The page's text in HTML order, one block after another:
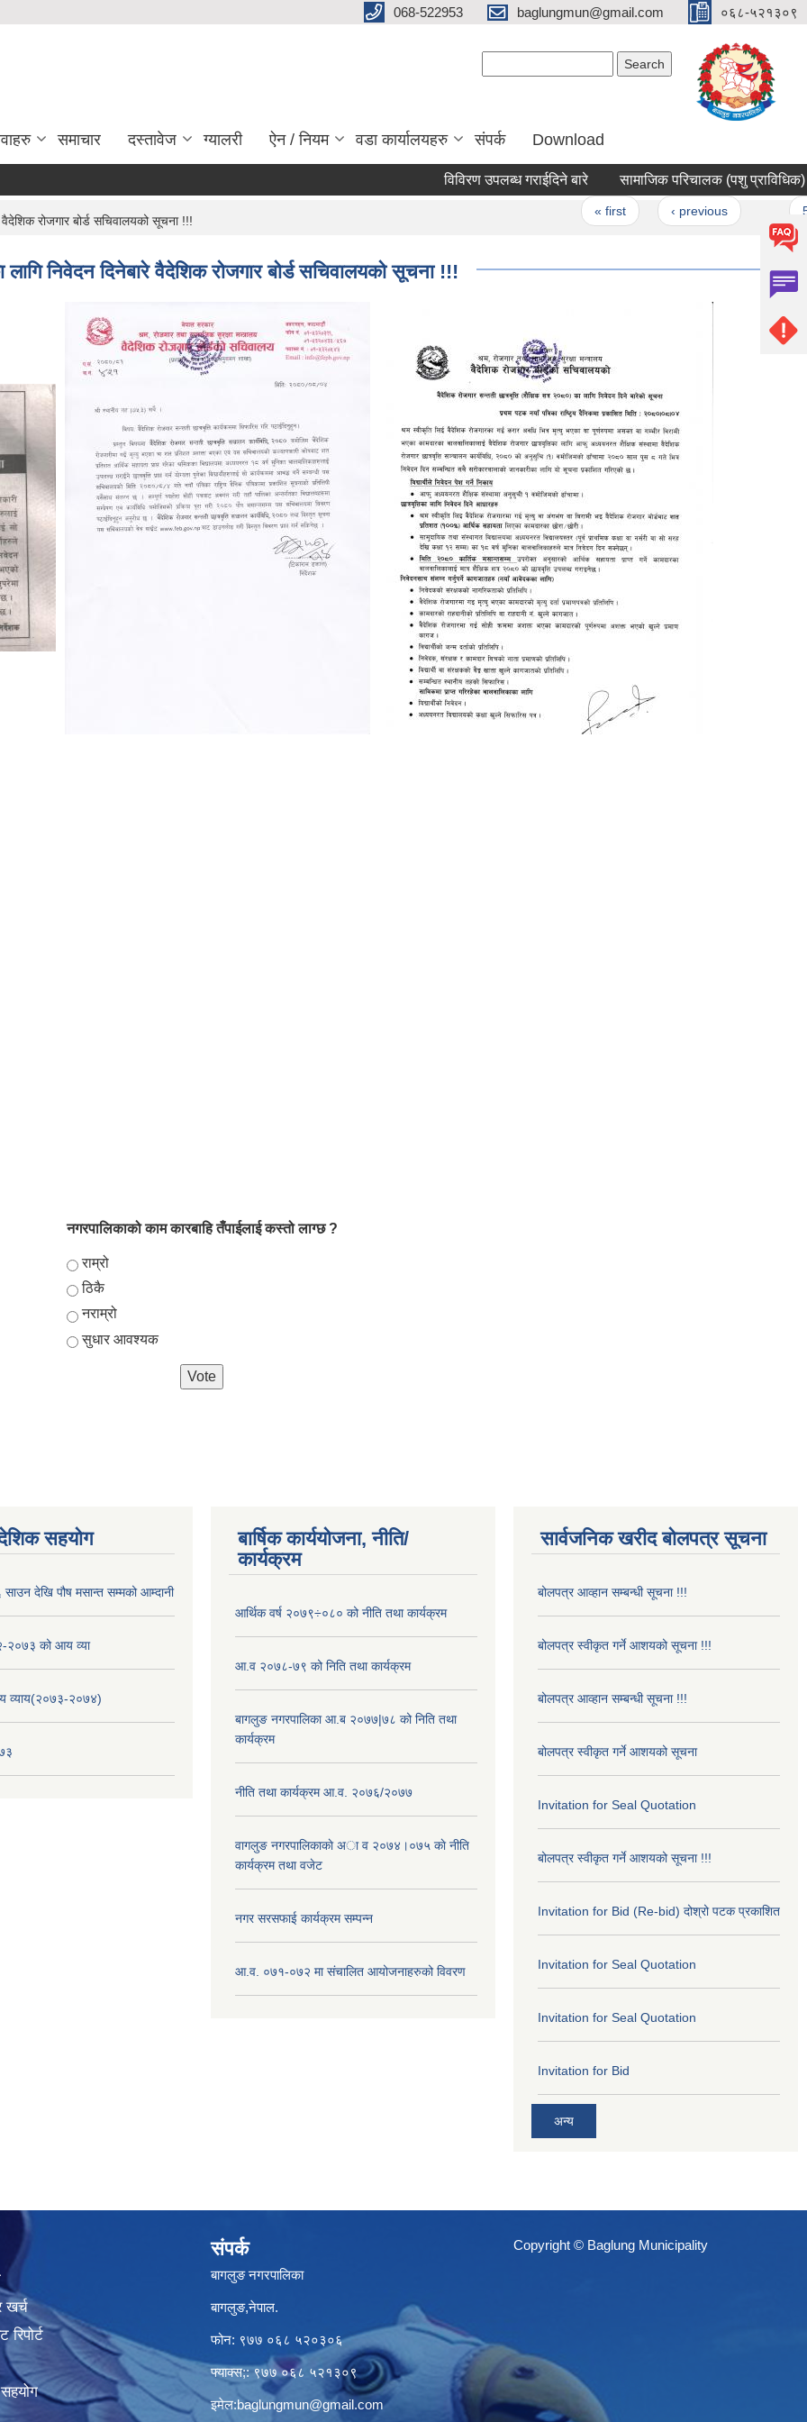
068-522953 baglungmun@gmail.com ०६८-५२१३०९
समाचार दस्तावेज ग्यालरी ऐन / नियम वडा कार्यालयहरु संपर्क Download
विविरण उपलब्ध गराईदिने बारे सामाजिक परिचालक (पशु प्राविधिक)
« first ‹ previous
रोजगार बोर्ड सचिवालयको सूचना !!!
निवेदन दिनेबारे वैदेशिक रोजगार बोर्ड सचिवालयको सूचना !!!
नगरपालिकाको काम कारबाहि तँपाईलाई कस्तो लाग्छ ?
Choices
राम्रो
ठिकै
नराम्रो
सुधार आवश्यक
सहयोग
साउन देखि पौष मसान्त सम्मको आम्दानी
को आय व्या
२०७४)
बार्षिक कार्ययोजना, नीति/
कार्यक्रम
आर्थिक वर्ष २०७९÷०८० को नीति तथा कार्यक्रम
आ.व २०७८-७९ को निति तथा कार्यक्रम
बागलुङ नगरपालिका आ.ब २०७७|७८ को निति तथा
कार्यक्रम
नीति तथा कार्यक्रम आ.व. २०७६/२०७७
वागलुङ नगरपालिकाकाे अा‍ व २०७४।०७५ काे नीति
कार्यक्रम तथा वजेट
नगर सरसफाई कार्यक्रम सम्पन्न
आ.व. ०७१-०७२ मा संचालित आयोजनाहरुको विवरण
सार्वजनिक खरीद बोलपत्र सूचना
बोलपत्र आव्हान सम्बन्धी सूचना !!!
बोलपत्र स्वीकृत गर्ने आशयको सूचना !!!
बोलपत्र आव्हान सम्बन्धी सूचना !!!
बोलपत्र स्वीकृत गर्ने आशयको सूचना
Invitation for Seal Quotation
बोलपत्र स्वीकृत गर्ने आशयको सूचना !!!
Invitation for Bid (Re-bid) दोश्रो पटक प्रकाशित
Invitation for Seal Quotation
Invitation for Seal Quotation
Invitation for Bid
अन्य
खर्च
संपर्क
बागलुङ नगरपालिका
बागलुङ,नेपाल.
फोन: ९७७ ०६८ ५२०३०६
फ्याक्स;: ९७७ ०६८ ५२१३०९
इमेल:baglungmun@gmail.com
Copyright © Baglung Municipality